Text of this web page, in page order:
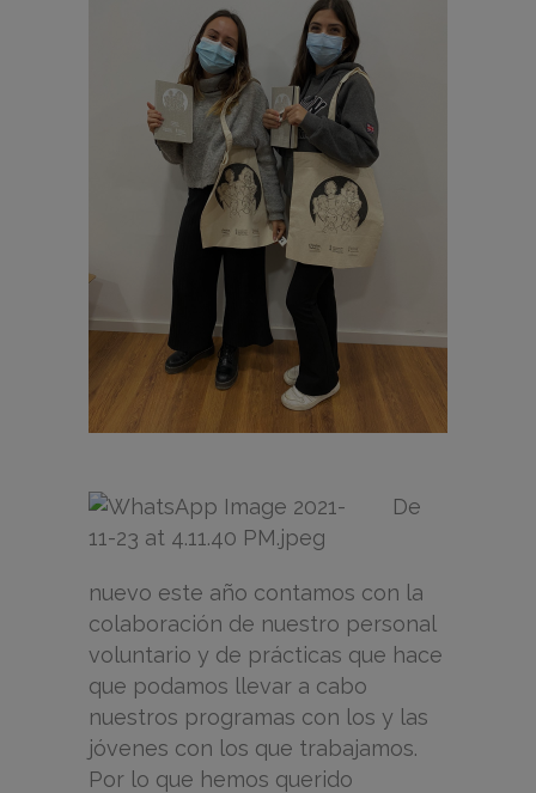
De
nuevo este año contamos con la
colaboración de nuestro personal
voluntario y de prácticas que hace
que podamos llevar a cabo
nuestros programas con los y las
jóvenes con los que trabajamos.
Por lo que hemos querido